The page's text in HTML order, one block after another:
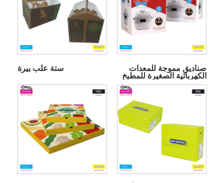
ستة علب بيرة
صناديق مموجة للمعدات
الكهربائية الصغيرة للمطبخ